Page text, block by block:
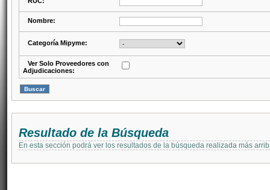
Nombre:
Categoría Mipyme:
Ver Solo Proveedores con
Adjudicaciones:
Resultado de la Búsqueda
En esta sección podrá ver los resultados de la búsqueda realizada más